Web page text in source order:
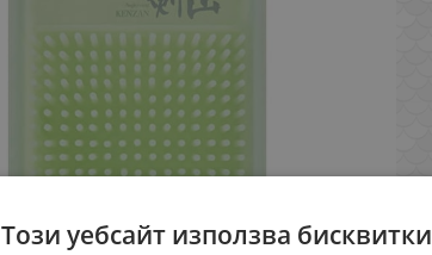
Този уебсайт използва бисквитки